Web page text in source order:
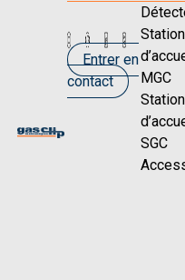
Entrer en
contact
MGC
SGC